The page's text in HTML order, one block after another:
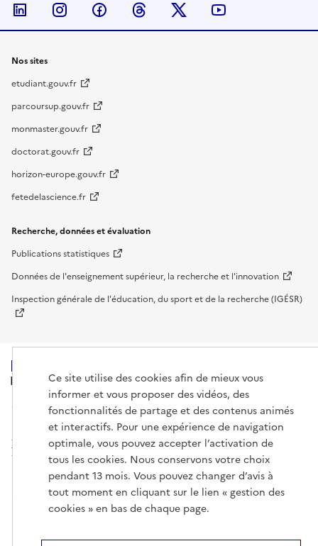
Nous suivre sur LinkedIn
Nous suivre sur Instagram
Nous suivre sur Facebook
Nous suivre sur Threads
Nous suivre sur Twitter
Nos sites
etudiant.gouv.fr
parcoursup.gouv.fr
monmaster.gouv.fr
doctorat.gouv.fr
horizon-europe.gouv.fr
fetedelascience.fr
Recherche, données et évaluation
Publications statistiques
Données de l'enseignement supérieur, la recherche et l'innovation
Inspection générale de l'éducation, du sport et de la recherche (IGÉSR)
MINISTÈRE
DE L'ENSEIGNEMENT
SUPÉRIEUR,
DE LA RECHERCHE
ET DE L'ESPACE
info.gouv.fr
service-public.gouv.fr
Ce site utilise des cookies afin de mieux vous
informer et vous proposer des vidéos, des
fonctionnalités de partage et des contenus animés
et interactifs. Pour une expérience de navigation
optimale, vous pouvez accepter l’activation de
tous les cookies. Nous conservons votre choix
pendant 13 mois. Vous pouvez changer d’avis à
tout moment en cliquant sur le lien « gestion des
cookies » en bas de chaque page.